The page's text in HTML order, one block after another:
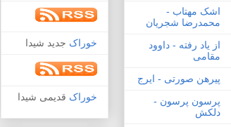
اشک مهتاب -
محمدرضا شجریان
از یاد رفته - داوود
مقامی
پیرهن صورتی - ایرج
پرسون پرسون -
دلکش
خوراک جدید شیدا
خوراک قدیمی شیدا